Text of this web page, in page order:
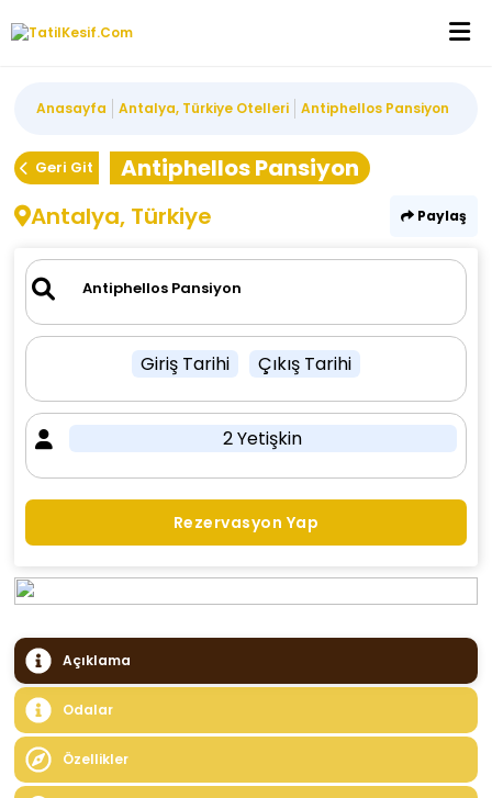
Anasayfa Antalya, Türkiye Otelleri Antiphellos Pansiyon
Geri Git
Antiphellos Pansiyon
Antalya, Türkiye
Paylaş
Giriş Tarihi Çıkış Tarihi
2 Yetişkin
Rezervasyon Yap
Açıklama
Odalar
Özellikler